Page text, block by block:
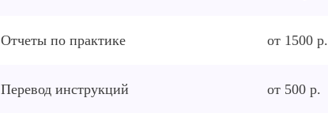
Отчеты по практике от 1500 р.
Перевод инструкций от 500 р.